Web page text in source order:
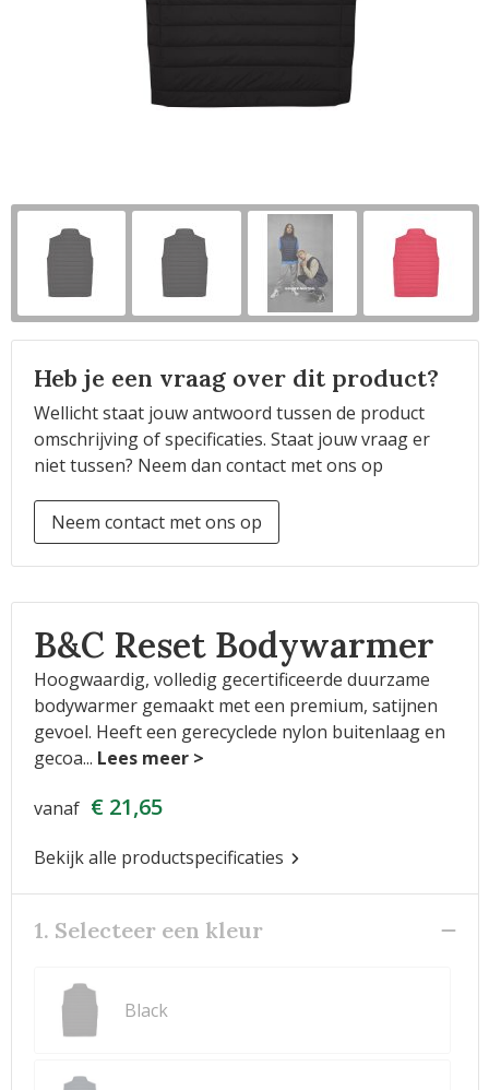
Heb je een vraag over dit product?
Wellicht staat jouw antwoord tussen de product
omschrijving of specificaties. Staat jouw vraag er
niet tussen? Neem dan contact met ons op
Neem contact met ons op
B&C Reset Bodywarmer
Hoogwaardig, volledig gecertificeerde duurzame
bodywarmer gemaakt met een premium, satijnen
gevoel. Heeft een gerecyclede nylon buitenlaag en
gecoa...
vanaf € 21,65
Bekijk alle productspecificaties
1. Selecteer een kleur
Black